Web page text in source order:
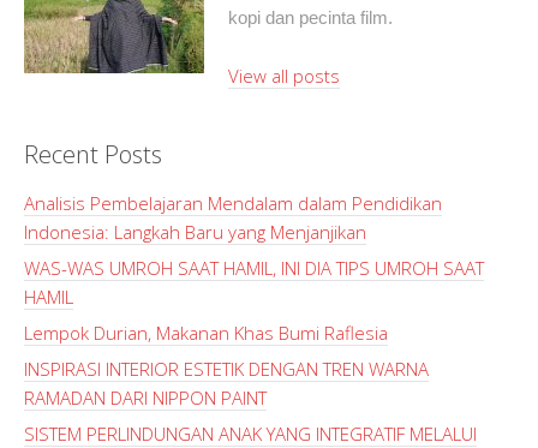
kopi dan pecinta film.
View all posts
Recent Posts
Analisis Pembelajaran Mendalam dalam Pendidikan
Indonesia: Langkah Baru yang Menjanjikan
WAS-WAS UMROH SAAT HAMIL, INI DIA TIPS UMROH SAAT
HAMIL
Lempok Durian, Makanan Khas Bumi Raflesia
INSPIRASI INTERIOR ESTETIK DENGAN TREN WARNA
RAMADAN DARI NIPPON PAINT
SISTEM PERLINDUNGAN ANAK YANG INTEGRATIF MELALUI